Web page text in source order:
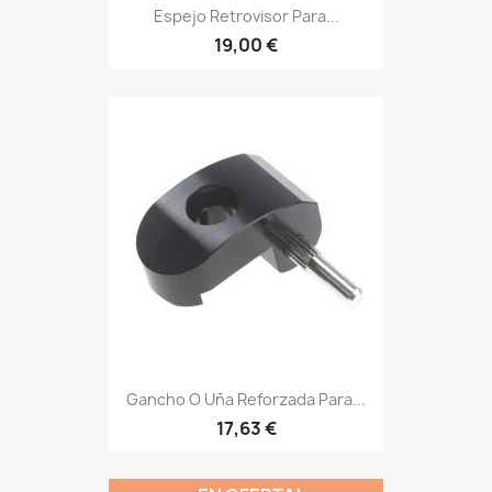
Espejo Retrovisor Para...
19,00 €
Gancho O Uña Reforzada Para...
17,63 €